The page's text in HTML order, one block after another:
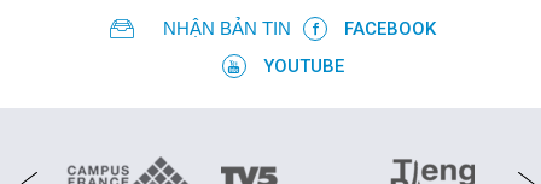
NHẬN BẢN TIN
FACEBOOK
YOUTUBE